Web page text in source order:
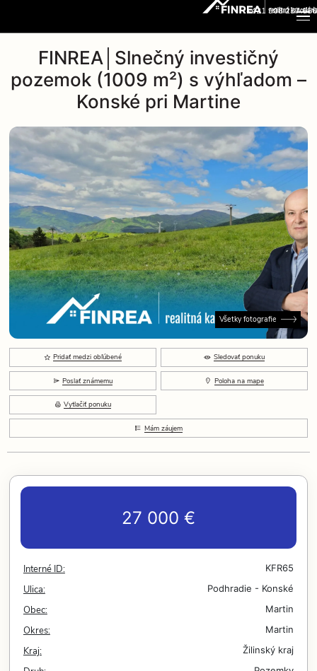
+421 908 237 666
FINREA│Slnečný investičný
pozemok (1009 m²) s výhľadom –
Konské pri Martine
Všetky fotografie
Pridať medzi obľúbené Sledovať ponuku
Poslať známemu Poloha na mape
Vytlačiť ponuku
Mám záujem
27 000 €
Interné ID: KFR65
Ulica: Podhradie - Konské
Obec: Martin
Okres: Martin
Kraj: Žilinský kraj